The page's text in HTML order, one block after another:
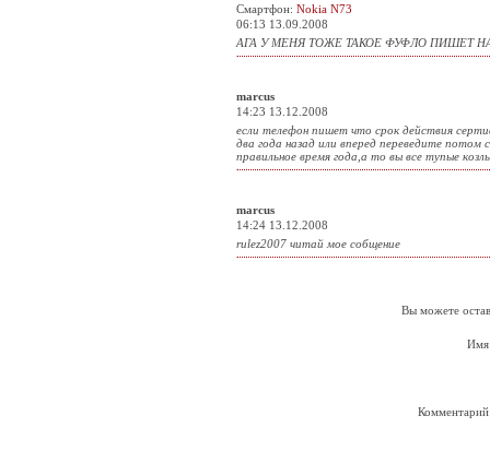
Смартфон: Nokia N73
06:13 13.09.2008
АГА У МЕНЯ ТОЖЕ ТАКОЕ ФУФЛО ПИШЕТ
marcus
14:23 13.12.2008
если телефон пишет что срок действия
два года назад или вперед переведите
правильное время года,а то вы все тупые
marcus
14:24 13.12.2008
rulez2007 читай мое собщение
Вы можете